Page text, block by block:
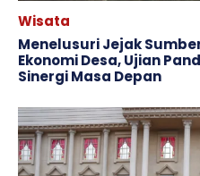
Wisata
Menelusuri Jejak
Ekonomi Desa, Ujian
Sinergi Masa Depan